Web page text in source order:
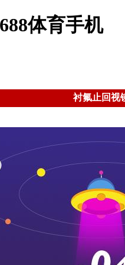
体育手机
衬氟止回视